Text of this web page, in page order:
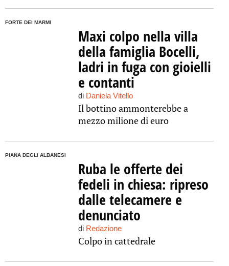
FORTE DEI MARMI
Maxi colpo nella villa
della famiglia Bocelli,
ladri in fuga con gioielli
e contanti
di Daniela Vitello
Il bottino ammonterebbe a
mezzo milione di euro
PIANA DEGLI ALBANESI
Ruba le offerte dei
fedeli in chiesa: ripreso
dalle telecamere e
denunciato
di Redazione
Colpo in cattedrale